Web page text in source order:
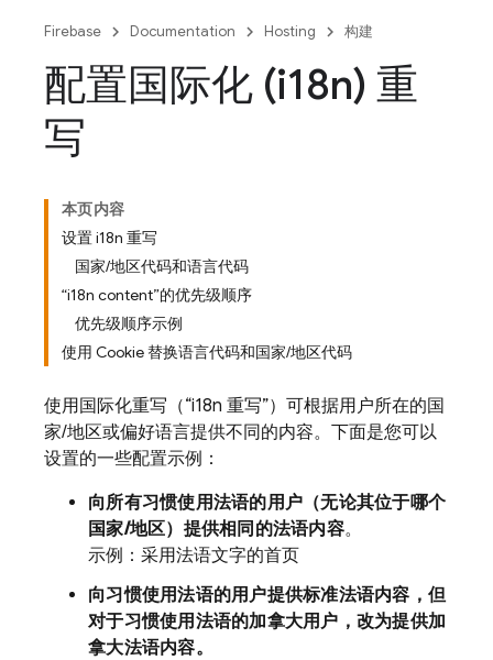
Firebase Documentation Hosting 构建
配置国际化 (i18n) 重
写
本页内容
设置 i18n 重写
国家/地区代码和语言代码
“i18n content”的优先级顺序
优先级顺序示例
使用 Cookie 替换语言代码和国家/地区代码
使用国际化重写（“i18n 重写”）可根据用户所在的国
家/地区或偏好语言提供不同的内容。下面是您可以
设置的一些配置示例：
向所有习惯使用法语的用户（无论其位于哪个
国家/地区）提供相同的法语内容。
示例：采用法语文字的首页
向习惯使用法语的用户提供标准法语内容，但
对于习惯使用法语的加拿大用户 ，改为提供加
拿大法语内容。